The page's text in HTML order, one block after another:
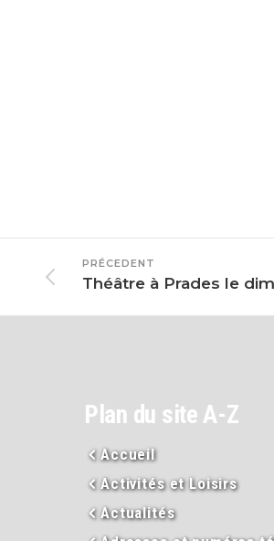
PRÉCEDENT
Théâtre à Prades le
Plan du site A-Z
Accueil
Activités et Loisirs
Actualités